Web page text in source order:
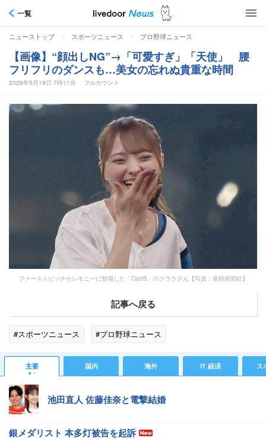
一覧
ニューストップ > スポーツニュース > プロ野球ニュース
【画像】“顔出しNG”→「可愛すぎ」「天使」 腰
フリフリのダンスも…美女の忘れぬ貴重な時間
2026年5月19日 7時11分 フルカウント
ファーストピッチセレモニーに登場した「ClariS」のクララさん【写真：産経新聞社】
記事へ戻る
#スポーツニュース #プロ野球ニュース
主要 国内 海外 IT 経済 ス
池田直人 佐藤佳奈と電撃結婚
銀メダリスト 本多灯被告を起訴